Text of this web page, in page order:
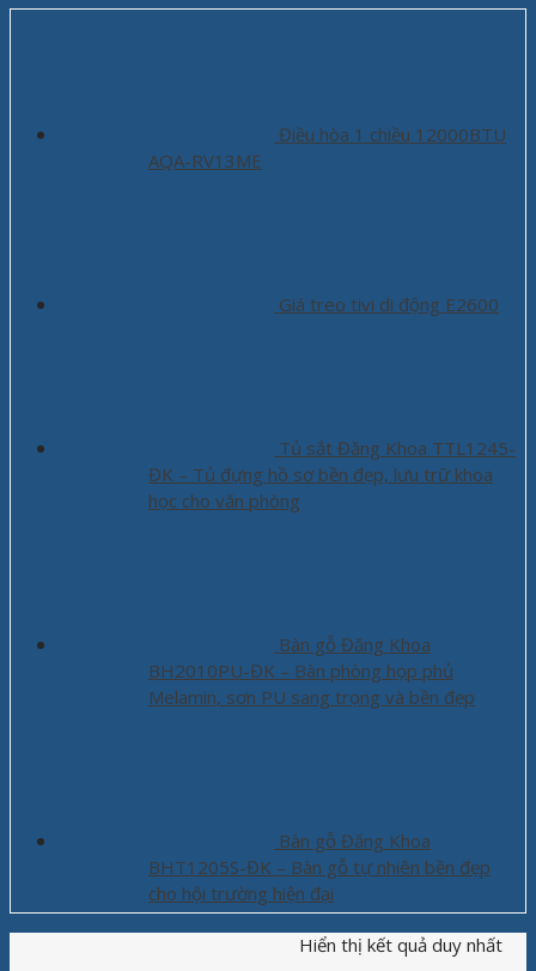
Điều hòa 1 chiều 12000BTU
AQA-RV13ME
Giá treo tivi di động E2600
Tủ sắt Đăng Khoa TTL1245-
ĐK – Tủ đựng hồ sơ bền đẹp, lưu trữ khoa
học cho văn phòng
Bàn gỗ Đăng Khoa
BH2010PU-ĐK – Bàn phòng họp phủ
Melamin, sơn PU sang trọng và bền đẹp
Bàn gỗ Đăng Khoa
BHT1205S-ĐK – Bàn gỗ tự nhiên bền đẹp
cho hội trường hiện đại
Hiển thị kết quả duy nhất